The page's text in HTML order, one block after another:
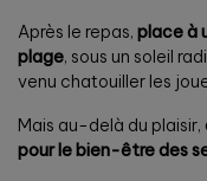
Après le repas, place à
plage, sous un soleil
venu chatouiller les
Mais au-delà du plaisir,
pour le bien-être des